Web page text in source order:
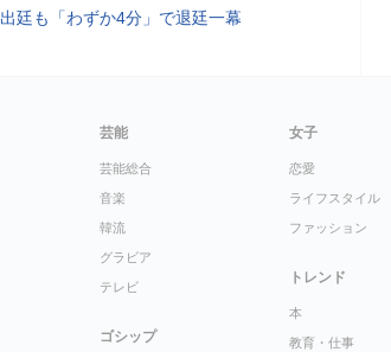
出廷も「わずか4分」で退廷一幕
芸能
芸能総合
音楽
韓流
グラビア
テレビ
ゴシップ
女子
恋愛
ライフスタイル
ファッション
トレンド
本
教育・仕事